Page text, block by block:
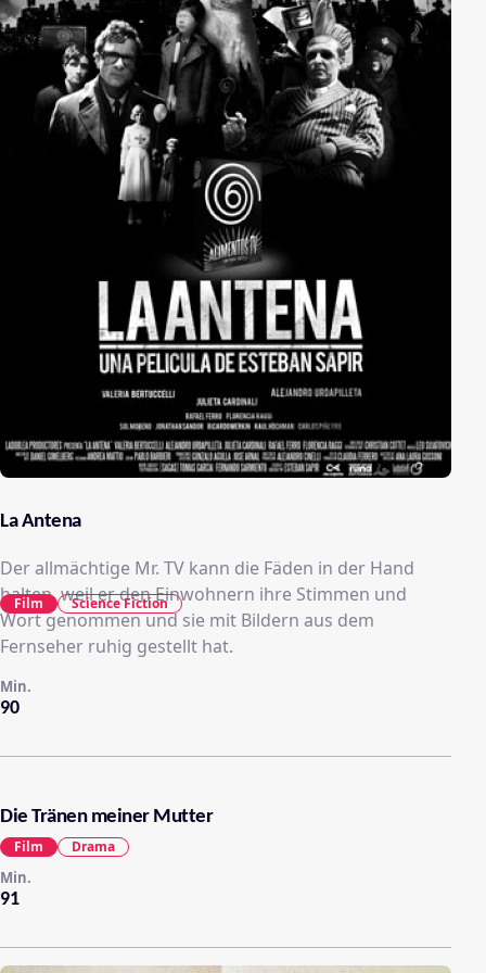
La Antena
Der allmächtige Mr. TV kann die Fäden in der Hand
halten, weil er den Einwohnern ihre Stimmen und
Wort genommen und sie mit Bildern aus dem
Fernseher ruhig gestellt hat.
90
Min.
Film Science Fiction
Die Tränen meiner Mutter
91
Min.
Film Drama